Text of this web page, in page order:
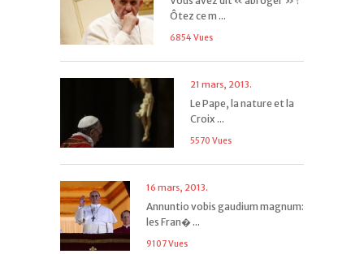
Ôtez ce m ...
6854 Vues
21 mars, 2013.
Le Pape, la nature et la
Croix ...
5570 Vues
16 mars, 2013.
Annuntio vobis gaudium magnum:
les Fran� ...
9107 Vues